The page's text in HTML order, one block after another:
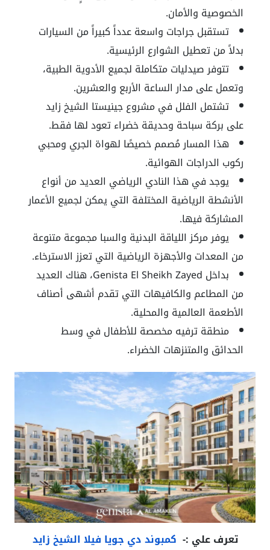
الخصوصية والأمان.
تستقبل جراجات واسعة عدداً كبيراً من السيارات
بدلاً من تعطيل الشوارع الرئيسية.
تتوفر صيدليات متكاملة لجميع الأدوية الطبية،
وتعمل على مدار الساعة الأربع والعشرين.
تشتمل الفلل في مشروع جينيستا الشيخ زايد
على بركة سباحة وحديقة خضراء تعود لها فقط.
هذا المسار مُصمم خصيصًا لهواة الجري ومحبي
ركوب الدراجات الهوائية.
يوجد في هذا النادي الرياضي العديد من أنواع
الأنشطة الرياضية المختلفة التي يمكن لجميع الأعمار
المشاركة فيها.
يوفر مركز اللياقة البدنية والسبا مجموعة متنوعة
من المعدات والأجهزة الرياضية التي تعزز الاسترخاء.
بداخل Genista El Sheikh Zayed، هناك العديد
من المطاعم والكافيهات التي تقدم أشهى أصناف
الأطعمة العالمية والمحلية.
منطقة ترفيه مخصصة للأطفال في وسط
الحدائق والمتنزهات الخضراء.
تعرف علي :- كمبوند دي جويا فيلا الشيخ زايد